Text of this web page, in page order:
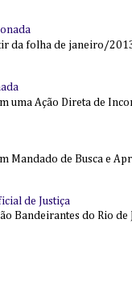
da folha de janeiro/
uma Ação Direta de
Mandado de Busca e
de Justiça
Bandeirantes do Rio